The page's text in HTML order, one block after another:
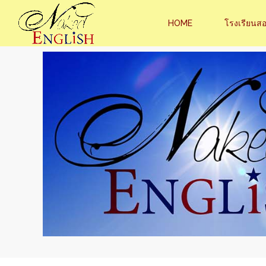
HOME โรงเรียนส